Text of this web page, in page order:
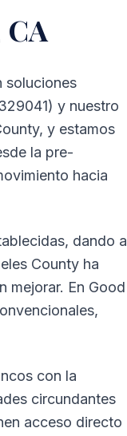
soluciones
y nuestro
y estamos
la pre-
hacia
dando a
County ha
mejorar. En Good
con la
circundantes
acceso directo